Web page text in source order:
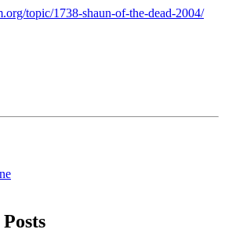
topic/1738-shaun-of-the-dead-2004/